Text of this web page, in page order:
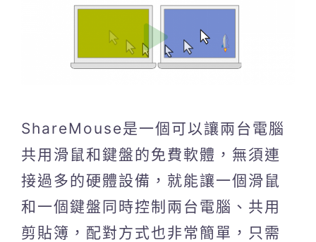
ShareMouse是一個可以讓兩台電腦
共用滑鼠和鍵盤的免費軟體，無須連
接過多的硬體設備，就能讓一個滑鼠
和一個鍵盤同時控制兩台電腦、共用
剪貼簿，配對方式也非常簡單，只需